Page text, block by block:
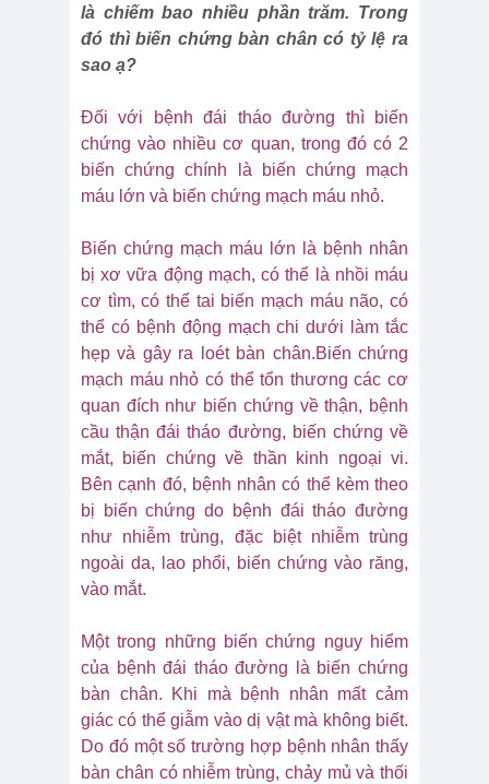
là chiếm bao nhiều phần trăm. Trong
đó thì biến chứng bàn chân có tỷ lệ ra
sao ạ?
Đối với bệnh đái tháo đường thì biến
chứng vào nhiều cơ quan, trong đó có 2
biến chứng chính là biến chứng mạch
máu lớn và biến chứng mạch máu nhỏ.
Biến chứng mạch máu lớn là bệnh nhân
bị xơ vữa động mạch, có thể là nhồi máu
cơ tìm, có thể tai biến mạch máu não, có
thể có bệnh động mạch chi dưới làm tắc
hẹp và gây ra loét bàn chân.Biến chứng
mạch máu nhỏ có thể tổn thương các cơ
quan đích như biến chứng về thận, bệnh
cầu thận đái tháo đường, biến chứng về
mắt, biến chứng về thần kinh ngoại vi.
Bên cạnh đó, bệnh nhân có thể kèm theo
bị biến chứng do bệnh đái tháo đường
như nhiễm trùng, đặc biệt nhiễm trùng
ngoài da, lao phổi, biến chứng vào răng,
vào mắt.
Một trong những biến chứng nguy hiểm
của bệnh đái tháo đường là biến chứng
bàn chân. Khi mà bệnh nhân mất cảm
giác có thể giẫm vào dị vật mà không biết.
Do đó một số trường hợp bệnh nhân thấy
bàn chân có nhiễm trùng, chảy mủ và thối